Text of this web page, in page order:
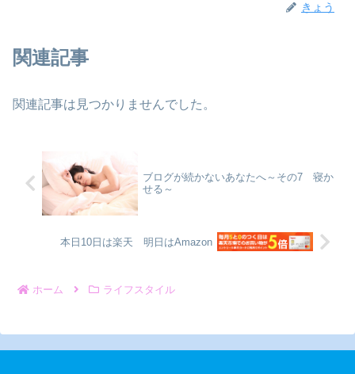
きょう
関連記事
関連記事は見つかりませんでした。
ブログが続かないあなたへ～その7 寝か
せる～
本日10日は楽天 明日はAmazon
ホーム ライフスタイル